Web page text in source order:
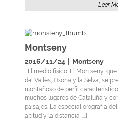
Leer
Montseny
2016/11/24 Montseny
El medio físico: El Montseny,
del Vallès, Osona y la Selva, se
montañoso de perfil
muchos lugares de Cataluña y
paisajes. La especial orografía
altitud y la distancia [...]